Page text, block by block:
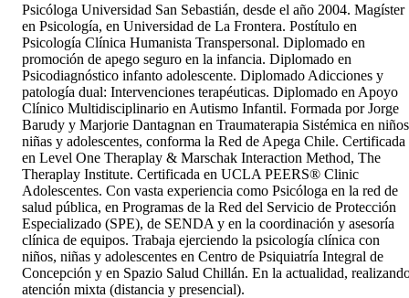
Psicóloga Universidad San Sebastián, desde el año 2004. Magíster
en Psicología, en Universidad de La Frontera. Postítulo en
Psicología Clínica Humanista Transpersonal. Diplomado en
promoción de apego seguro en la infancia. Diplomado en
Psicodiagnóstico infanto adolescente. Diplomado Adicciones y
patología dual: Intervenciones terapéuticas. Diplomado en Apoyo
Clínico Multidisciplinario en Autismo Infantil. Formada por Jorge
Barudy y Marjorie Dantagnan en Traumaterapia Sistémica en
niñas y adolescentes, conforma la Red de Apega Chile. Certificada
en Level One Theraplay & Marschak Interaction Method, The
Theraplay Institute. Certificada en UCLA PEERS® Clinic
Adolescentes. Con vasta experiencia como Psicóloga en la red de
salud pública, en Programas de la Red del Servicio de Protección
Especializado (SPE), de SENDA y en la coordinación y asesoría
clínica de equipos. Trabaja ejerciendo la psicología clínica con
niños, niñas y adolescentes en Centro de Psiquiatría Integral de
Concepción y en Spazio Salud Chillán. En la actualidad,
atención mixta (distancia y presencial).